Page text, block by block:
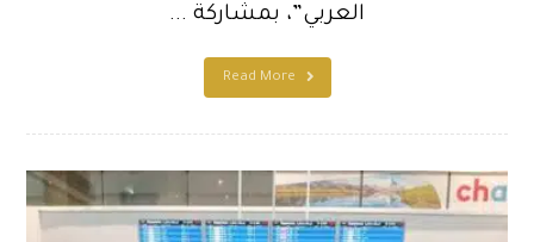
العربي”، بمشاركة ...
Read More